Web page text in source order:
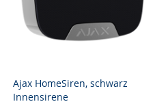
Ajax HomeSiren, schwarz
Innensirene